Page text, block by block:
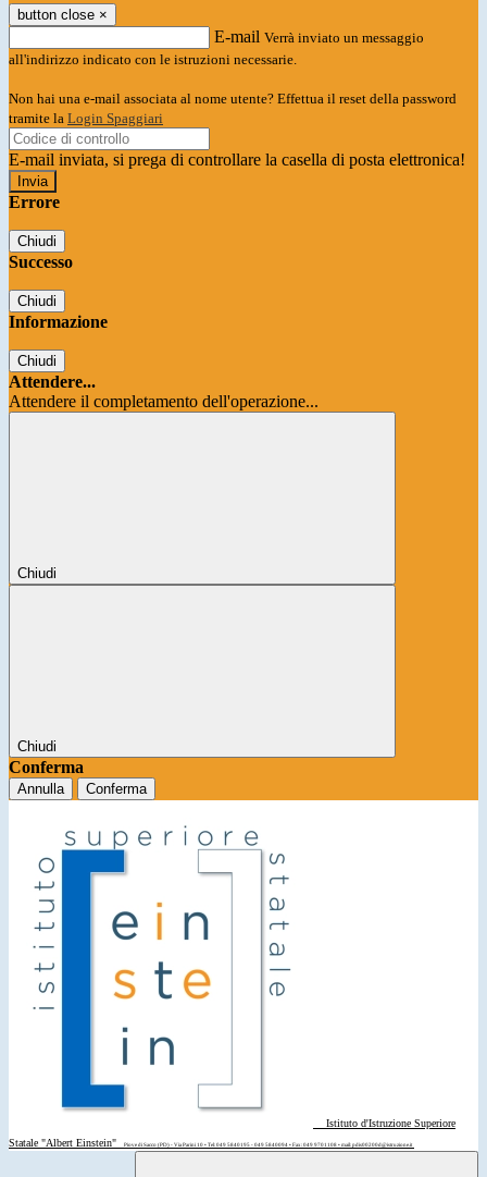
button close ×
E-mail Verrà inviato un messaggio
all'indirizzo indicato con le istruzioni necessarie.
Non hai una e-mail associata al nome utente? Effettua il reset della password
tramite la Login Spaggiari
E-mail inviata, si prega di controllare la casella di posta elettronica!
Errore
Chiudi
Successo
Chiudi
Informazione
Chiudi
Attendere...
Attendere il completamento dell'operazione...
Chiudi
Chiudi
Conferma
Annulla Conferma
Istituto d'Istruzione Superiore
Statale "Albert Einstein"
Piove di Sacco (PD) - Via Parini 10 • Tel: 049 5840195 - 049 5840094 • Fax: 049 9701108 • mail: pdis00200d@istruzione.it